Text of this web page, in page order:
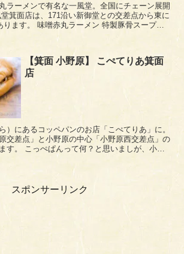
ラーメンで有名な一風堂。全国にチェーン展開
箕面店は、171沿い新御堂との交差点から東に
ン 特製豚骨スープに
【箕面 小野原】 こぺてりあ箕面
店
）にあるコッペパンのお店「こぺてりあ」に。
交差点」と小野原の中心「小野原西交差点」の
ましが、小学
スポンサーリンク